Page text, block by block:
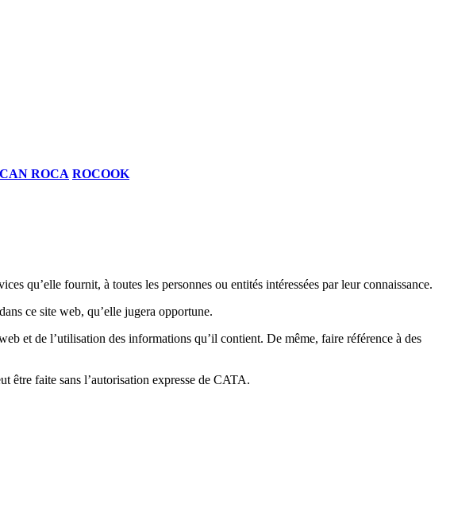
ROCA ROCOOK
qu’elle fournit, à toutes les personnes ou entités intéressées par leur connaissance.
ce site web, qu’elle jugera opportune.
et de l’utilisation des informations qu’il contient. De même, faire référence à des
être faite sans l’autorisation expresse de CATA.